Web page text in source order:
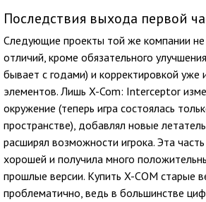
Последствия выхода первой
Следующие проекты той же компании
отличий, кроме обязательного
бывает с годами) и корректировкой
элементов. Лишь X-Com: Interceptor
окружение (теперь игра состоялась
пространстве), добавлял новые
расширял возможности игрока. Эта
хорошей и получила много
прошлые версии. Купить X-COM старые
проблематично, ведь в большинстве